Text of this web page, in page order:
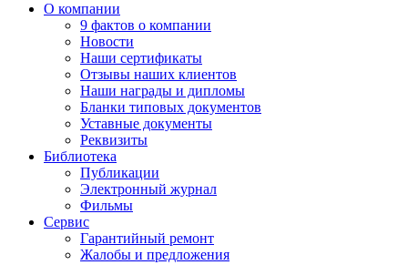
О компании
9 фактов о компании
Новости
Наши сертификаты
Отзывы наших клиентов
Наши награды и дипломы
Бланки типовых документов
Уставные документы
Реквизиты
Библиотека
Публикации
Электронный журнал
Фильмы
Сервис
Гарантийный ремонт
Жалобы и предложения